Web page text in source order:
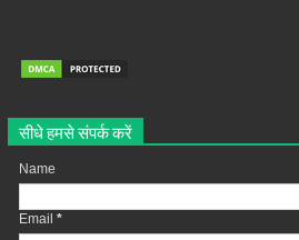
सीधे हमसे संपर्क करें
Name
Email *